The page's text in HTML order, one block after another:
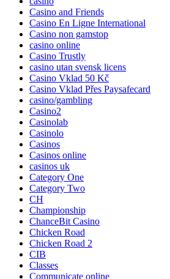
Casino and Friends
Casino En Ligne International
Casino non gamstop
casino online
Casino Trustly
casino utan svensk licens
Casino Vklad 50 Kč
Casino Vklad Přes Paysafecard
casino/gambling
Casino2
Casinolab
Casinolo
Casinos
Casinos online
casinos uk
Category One
Category Two
CH
Championship
ChanceBit Casino
Chicken Road
Chicken Road 2
CIB
Classes
Communicate online